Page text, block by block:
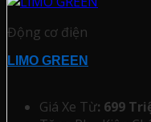
Động cơ điện
LIMO GREEN
Giá Xe Từ: 699